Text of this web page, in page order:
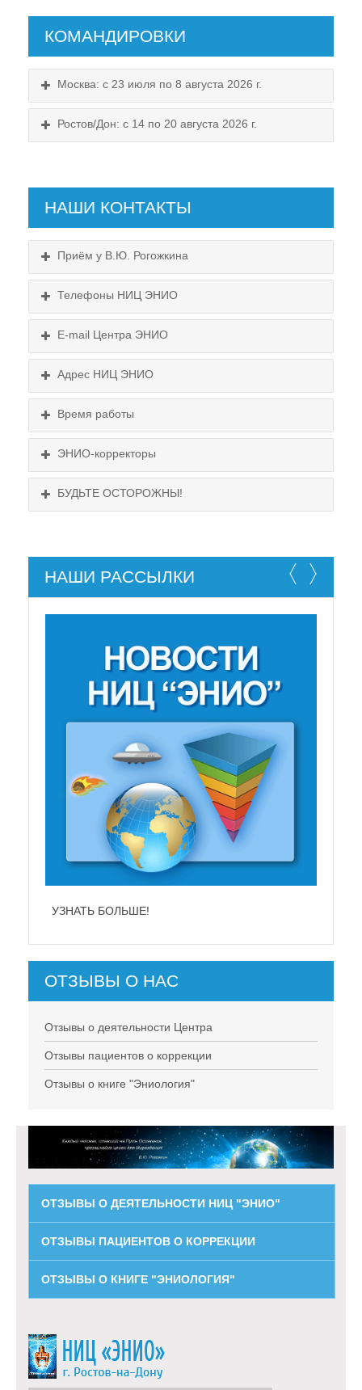
КОМАНДИРОВКИ
Москва: с 23 июля по 8 августа 2026 г.
Схема проезда
Выходные:
Ростов/Дон: с 14 по 20 августа 2026 г.
Схема проезда
Выходные:
НАШИ КОНТАКТЫ
Приём у В.Ю. Рогожкина
Телефоны НИЦ ЭНИО
E-mail Центра ЭНИО
Адрес НИЦ ЭНИО
Время работы
ЭНИО-корректоры
БУДЬТЕ ОСТОРОЖНЫ!
НАШИ РАССЫЛКИ
УЗНАТЬ БОЛЬШЕ!
ОТЗЫВЫ О НАС
Отзывы о деятельности Центра
Отзывы пациентов о коррекции
Отзывы о книге "Эниология"
ОТЗЫВЫ О ДЕЯТЕЛЬНОСТИ НИЦ "ЭНИО"
ОТЗЫВЫ ПАЦИЕНТОВ О КОРРЕКЦИИ
ОТЗЫВЫ О КНИГЕ "ЭНИОЛОГИЯ"